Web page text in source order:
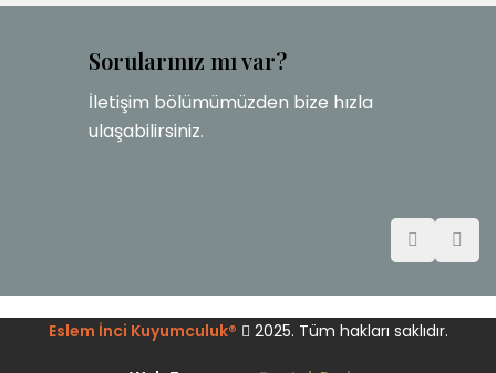
Sorularınız mı var?
İletişim bölümümüzden bize hızla
ulaşabilirsiniz.
Eslem İnci Kuyumculuk® 2025. Tüm hakları saklıdır.